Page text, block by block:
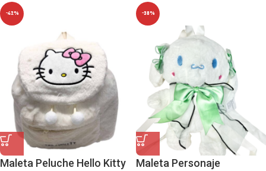
-42%
Maleta Peluche Hello Kitty
-38%
Maleta Personaje